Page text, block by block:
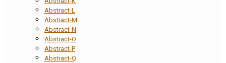
Abstract-L
Abstract-M
Abstract-N
Abstract-O
Abstract-P
Abstract-Q